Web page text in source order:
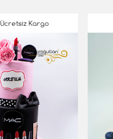
Ücretsiz Kargo